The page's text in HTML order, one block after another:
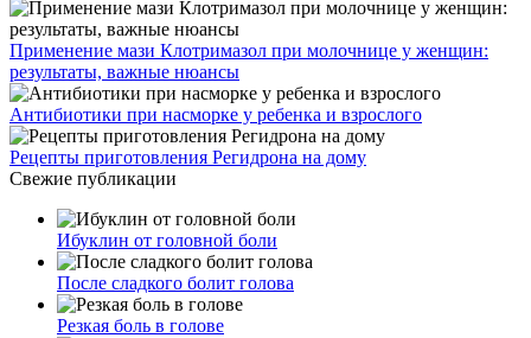
Применение мази Клотримазол при молочнице у женщин:
результаты, важные нюансы
Антибиотики при насморке у ребенка и взрослого
Рецепты приготовления Регидрона на дому
Свежие публикации
Ибуклин от головной боли
После сладкого болит голова
Резкая боль в голове